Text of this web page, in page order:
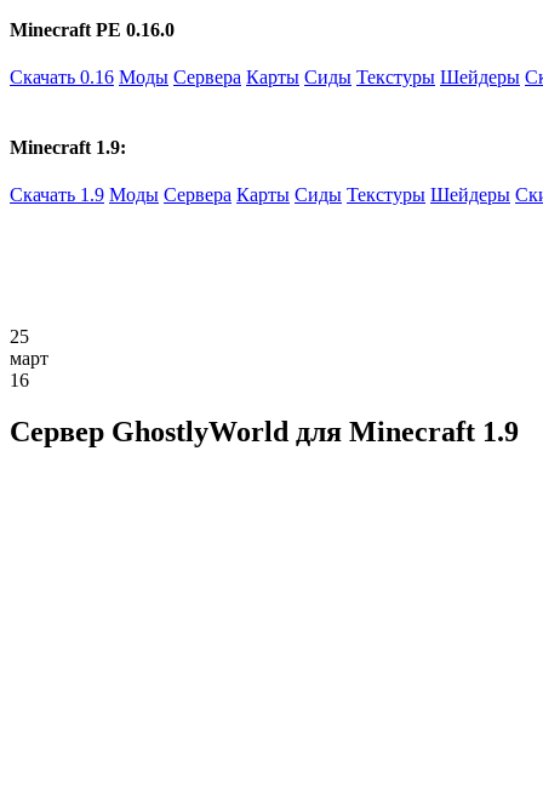
Minecraft PE 0.16.0
Скачать 0.16 Моды Сервера Карты Сиды Текстуры Шейдеры
Minecraft 1.9:
Скачать 1.9 Моды Сервера Карты Сиды Текстуры Шейдеры
25
март
16
Сервер GhostlyWorld для Minecraft 1.9